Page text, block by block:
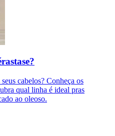
cabelos? Conheça os
qual linha é ideal pras
ao oleoso.